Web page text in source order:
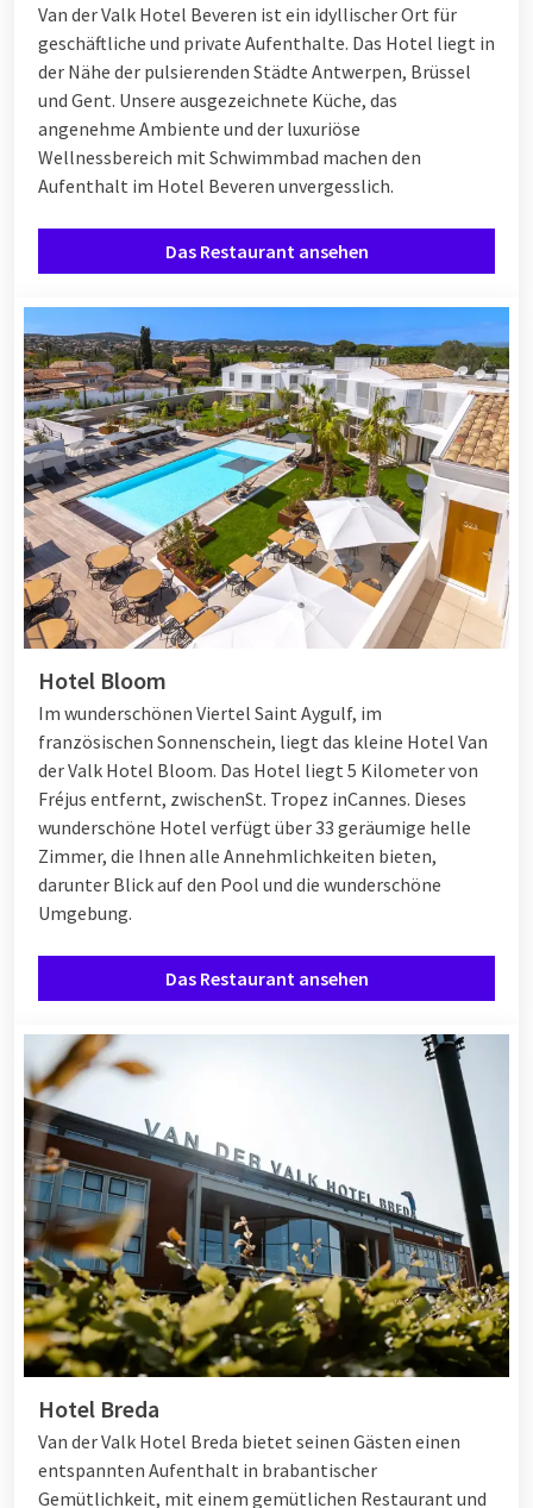
Van der Valk Hotel Beveren ist ein idyllischer Ort für
geschäftliche und private Aufenthalte. Das Hotel liegt in
der Nähe der pulsierenden Städte Antwerpen, Brüssel
und Gent. Unsere ausgezeichnete Küche, das
angenehme Ambiente und der luxuriöse
Wellnessbereich mit Schwimmbad machen den
Aufenthalt im Hotel Beveren unvergesslich.
Das Restaurant ansehen
Hotel Bloom
Im wunderschönen Viertel Saint Aygulf, im
französischen Sonnenschein, liegt das kleine Hotel Van
der Valk Hotel Bloom. Das Hotel liegt 5 Kilometer von
Fréjus entfernt, zwischenSt. Tropez inCannes. Dieses
wunderschöne Hotel verfügt über 33 geräumige helle
Zimmer, die Ihnen alle Annehmlichkeiten bieten,
darunter Blick auf den Pool und die wunderschöne
Umgebung.
Das Restaurant ansehen
Hotel Breda
Van der Valk Hotel Breda bietet seinen Gästen einen
entspannten Aufenthalt in brabantischer
Gemütlichkeit, mit einem gemütlichen Restaurant und